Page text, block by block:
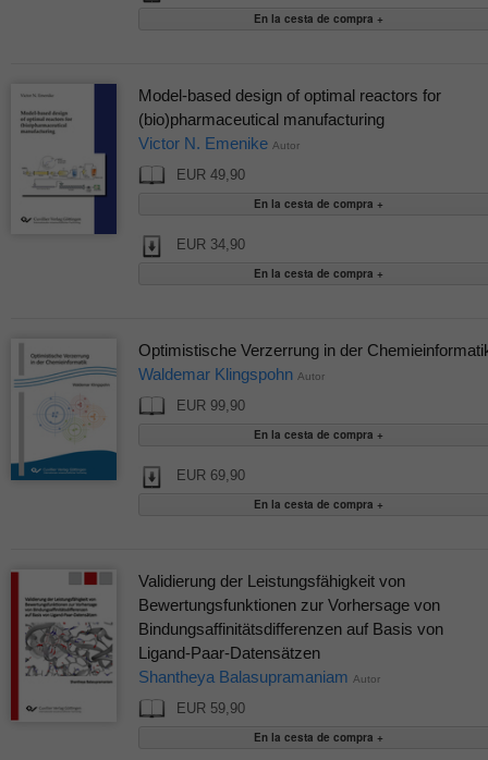
Model-based design of optimal reactors for
(bio)pharmaceutical manufacturing
Victor N. Emenike Autor
EUR 49,90
EUR 34,90
Optimistische Verzerrung in der
Waldemar Klingspohn Autor
EUR 99,90
EUR 69,90
Validierung der Leistungsfähigkeit von
Bewertungsfunktionen zur Vorhersage von
Bindungsaffinitätsdifferenzen auf Basis von
Ligand-Paar-Datensätzen
Shantheya Balasupramaniam Autor
EUR 59,90